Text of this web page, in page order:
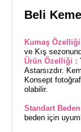
Beli
Kumaş
ve Kış
Ürün Özelliği :
Astarsızdır.
Konsept
olabilir.
Standart Beden
beden için